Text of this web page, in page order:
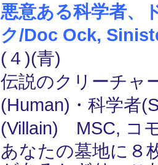
悪意ある科学者、
ク/Doc Ock,
(４)(青)
伝説のクリーチャ
(Human)・科学者
(Villain) MSC, コ
あなたの墓地に８